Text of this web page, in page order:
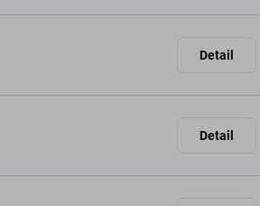
Detail
Detail